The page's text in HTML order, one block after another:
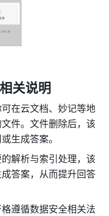
关说明
在云文档、妙记等地
件。文件删除后，该
生成答案。
解析与索引处理，该
答案，从而提升回答
遵循数据安全相关法